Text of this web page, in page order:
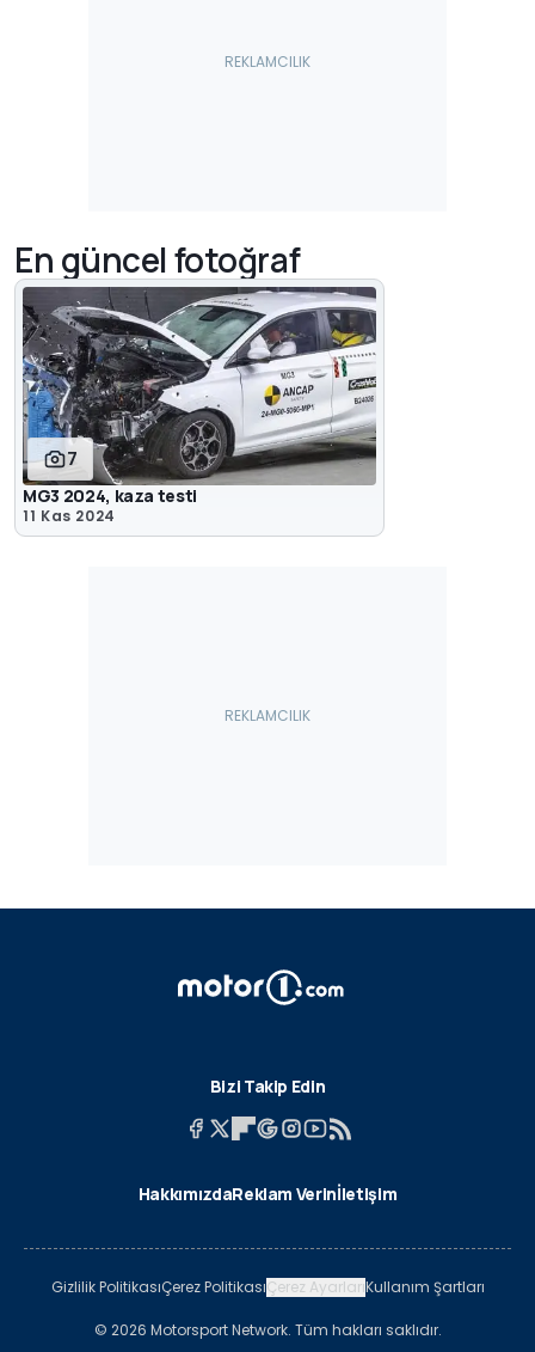
En güncel fotoğraf
7
MG3 2024, kaza testi
11 Kas 2024
Bizi Takip Edin
HakkımızdaReklam Verinİletişim
Gizlilik PolitikasıÇerez PolitikasıÇerez AyarlarıKullanım Şartları
© 2026 Motorsport Network. Tüm hakları saklıdır.